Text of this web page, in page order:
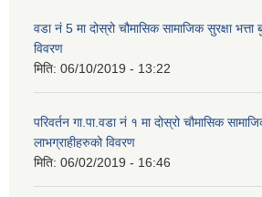
वडा नं 5 मा दोस्रो चौमासिक सामाजिक सुरक्षा
विवरण
मिति: 06/10/2019 - 13:22
परिवर्तन गा.पा.वडा नं १ मा दोस्रो चौमासिक
लाभग्राहीहरुको विवरण
मिति: 06/02/2019 - 16:46